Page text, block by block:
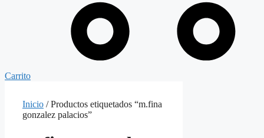
Carrito
Inicio / Productos etiquetados “m.fina
gonzalez palacios”